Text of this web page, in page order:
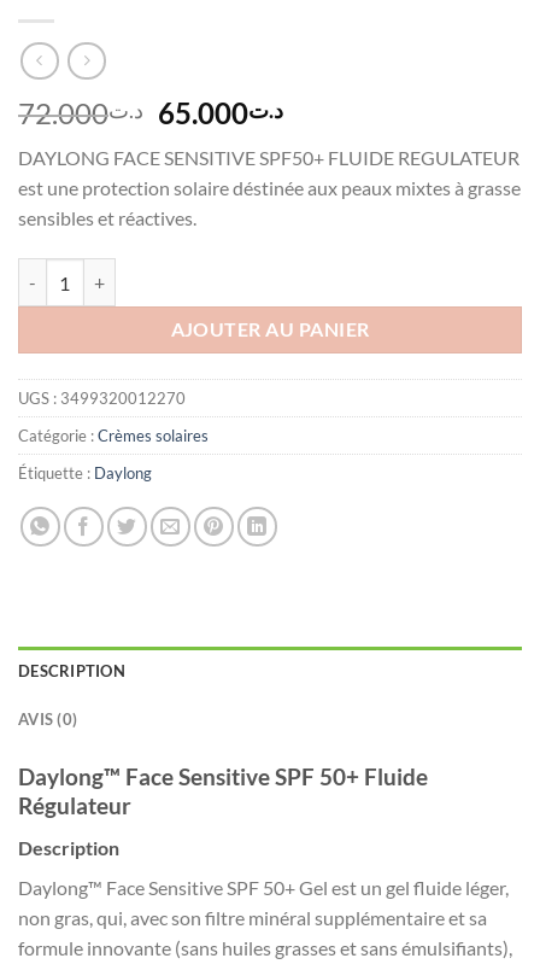
د.ت72.000
Le
initial
était :
د.ت65.000
Le
actuel
est :
DAYLONG FACE SENSITIVE SPF50+ FLUIDE REGULATEUR
est une protection solaire déstinée aux peaux mixtes à grasse
sensibles et réactives.
AJOUTER AU PANIER
UGS : 3499320012270
Catégorie :Crèmes solaires
Étiquette : Daylong
DESCRIPTION
AVIS (0)
Daylong™ Face Sensitive SPF 50+ Fluide
Régulateur
Description
Daylong™ Face Sensitive SPF 50+ Gel est un gel fluide léger,
non gras, qui, avec son filtre minéral supplémentaire et sa
formule innovante (sans huiles grasses et sans émulsifiants),